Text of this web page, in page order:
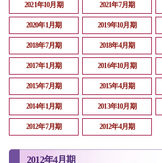
2021年10月期 2021年7月期
2020年1月期 2019年10月期
2018年7月期 2018年4月期
2017年1月期 2016年10月期
2015年7月期 2015年4月期
2014年1月期 2013年10月期
2012年7月期 2012年4月期
2012年4月期